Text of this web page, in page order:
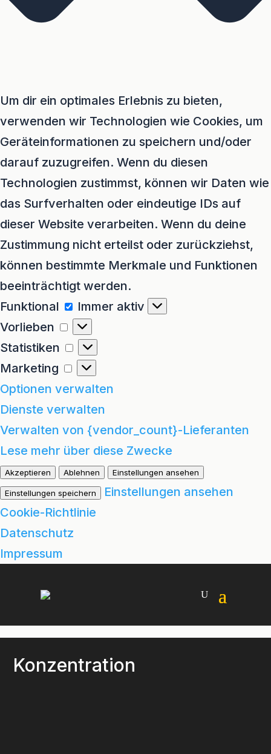
Um dir ein optimales Erlebnis zu bieten,
verwenden wir Technologien wie Cookies, um
Geräteinformationen zu speichern und/oder
darauf zuzugreifen. Wenn du diesen
Technologien zustimmst, können wir Daten wie
das Surfverhalten oder eindeutige IDs auf
dieser Website verarbeiten. Wenn du deine
Zustimmung nicht erteilst oder zurückziehst,
können bestimmte Merkmale und Funktionen
beeinträchtigt werden.
Funktional
Funktional
Immer aktiv
Vorlieben
Vorlieben
Statistiken
Statistiken
Marketing
Marketing
Optionen verwalten
Dienste verwalten
Verwalten von {vendor_count}-Lieferanten
Lese mehr über diese Zwecke
Akzeptieren Ablehnen Einstellungen ansehen
Einstellungen speichern
Einstellungen ansehen
Cookie-Richtlinie
Datenschutz
Impressum
Konzentration